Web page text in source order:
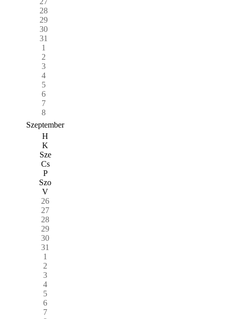
28
29
30
31
1
2
3
4
5
6
7
8
Szeptember
H
K
Sze
Cs
P
Szo
V
26
27
28
29
30
31
1
2
3
4
5
6
7